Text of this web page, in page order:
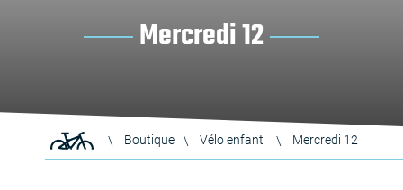
Mercredi 12
Boutique Vélo enfant Mercredi 12